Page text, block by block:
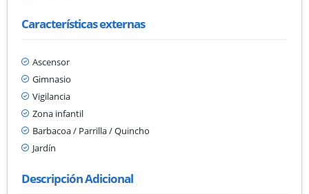
Características externas
Ascensor
Gimnasio
Vigilancia
Zona infantil
Barbacoa / Parrilla / Quincho
Jardín
Descripción Adicional